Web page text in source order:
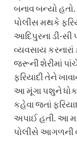
બનાવ બન્યો
પોલીસ મથકે
આદિપુરના ડી-સી
વ્યવસાય
જરૂની શેરીમાં
ફરિયાદી તેને
આ મૂંગા પશુને
કહેવા જતાં
અપાઈ હતી. આ
પોલીસે આગળની